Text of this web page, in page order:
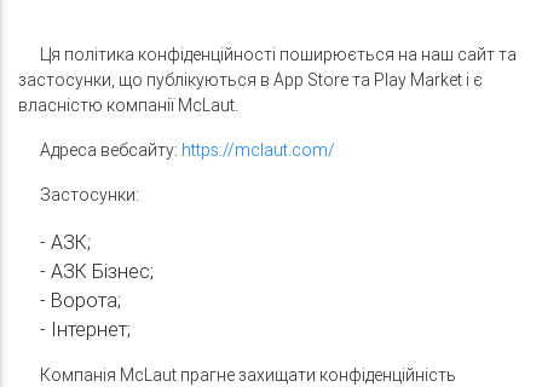
Ця політика конфіденційності поширюється на наш сайт та
застосунки, що публікуються в App Store та Play Market і є
власністю компанії McLaut.
Адреса вебсайту: https://mclaut.com/
Застосунки:
- АЗК;
- АЗК Бізнес;
- Ворота;
- Інтернет;
Компанія McLaut прагне захищати конфіденційність